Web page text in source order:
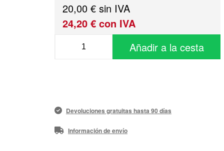
20,00 € sin IVA
24,20 € con IVA
Añadir a la cesta
Devoluciones gratuitas hasta 90 días
Información de envío